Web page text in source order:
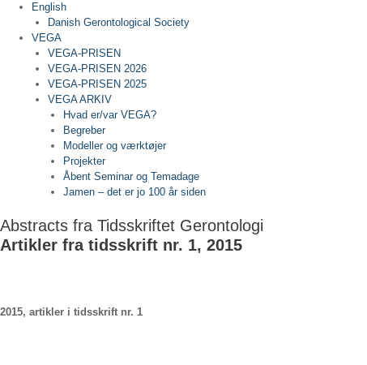
English
Danish Gerontological Society
VEGA
VEGA-PRISEN
VEGA-PRISEN 2026
VEGA-PRISEN 2025
VEGA ARKIV
Hvad er/var VEGA?
Begreber
Modeller og værktøjer
Projekter
Åbent Seminar og Temadage
Jamen – det er jo 100 år siden
Abstracts fra Tidsskriftet Gerontologi
Artikler fra tidsskrift nr. 1, 2015
2015, artikler i tidsskrift nr. 1